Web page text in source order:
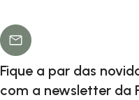
Fique a par das
com a newsletter da